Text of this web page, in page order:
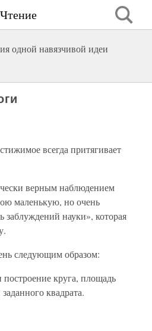
одной навязчивой идеи
всегда притягивает
верным наблюдением
маленькую, но очень
науки», которая
следующим образом:
построение круга, площадь
квадрата.